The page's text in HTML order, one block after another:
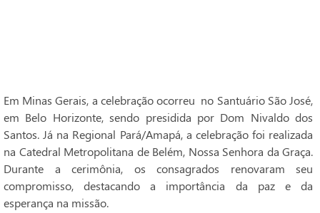
Em Minas Gerais, a celebração ocorreu no Santuário São José,
em Belo Horizonte, sendo presidida por Dom Nivaldo dos
Santos. Já na Regional Pará/Amapá, a celebração foi realizada
na Catedral Metropolitana de Belém, Nossa Senhora da Graça.
Durante a cerimônia, os consagrados renovaram seu
compromisso, destacando a importância da paz e da
esperança na missão.